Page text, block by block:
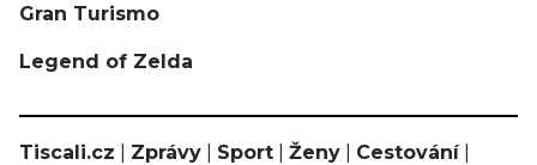
Gran Turismo
Legend of Zelda
Tiscali.cz Zprávy Sport Ženy Cestování|